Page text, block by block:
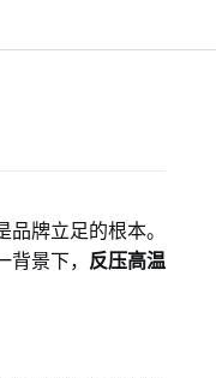
牌立足的根本。
景下， 反压高温